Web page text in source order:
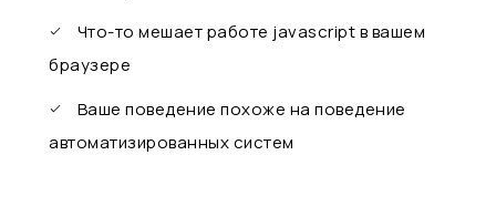
Что-то мешает работе javascript в вашем
браузере
Ваше поведение похоже на поведение
автоматизированных систем